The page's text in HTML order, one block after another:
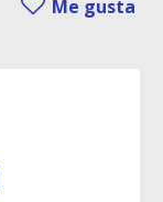
Me gusta